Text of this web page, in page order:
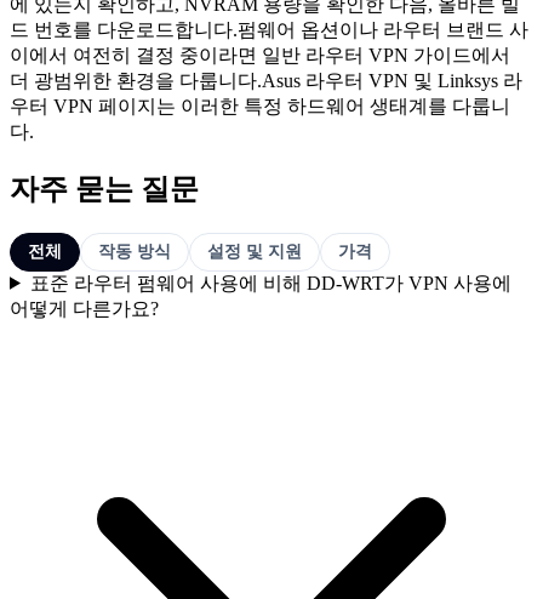
에 있는지 확인하고, NVRAM 용량을 확인한 다음, 올바른 빌
드 번호를 다운로드합니다.펌웨어 옵션이나 라우터 브랜드 사
이에서 여전히 결정 중이라면 일반 라우터 VPN 가이드에서
더 광범위한 환경을 다룹니다.Asus 라우터 VPN 및 Linksys 라
우터 VPN 페이지는 이러한 특정 하드웨어 생태계를 다룹니
다.
자주 묻는 질문
전체 작동 방식 설정 및 지원 가격
표준 라우터 펌웨어 사용에 비해 DD-WRT가 VPN 사용에
어떻게 다른가요?